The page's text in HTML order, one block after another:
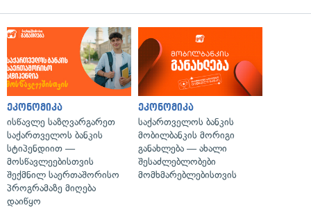
ეკონომიკა
ისწავლე საზღვარგარეთ
საქართველოს ბანკის
სტიპენდიით —
მოსწავლეებისთვის
შექმნილ საერთაშორისო
პროგრამაზე მიღება
დაიწყო
ეკონომიკა
საქართველოს ბანკის
მობილბანკის მორიგი
განახლება — ახალი
შესაძლებლობები
მომხმარებლებისთვის